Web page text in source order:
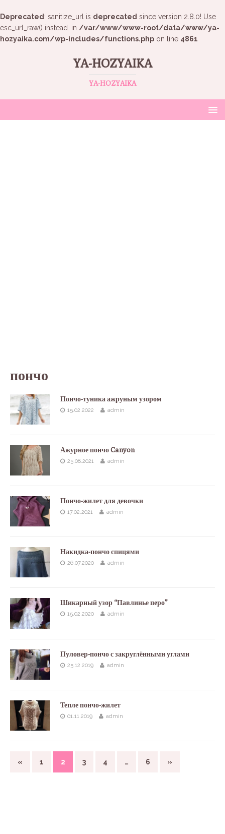
Deprecated : sanitize_url is deprecated since version 2.8.0! Use
esc_url_raw() instead. in /var/www/www-root/data/www/ya-
hozyaika.com/wp-includes/functions.php on line 4861
YA-HOZYAIKA
YA-HOZYAIKA
пончо
Пончо-туника ажруным узором
15.02.2022 admin
Ажурное пончо Canyon
25.08.2021 admin
Пончо-жилет для девочки
17.02.2021 admin
Накидка-пончо спицями
26.07.2020 admin
Шикарный узор “Павлинье перо”
15.02.2020 admin
Пуловер-пончо с закруглёнными углами
25.12.2019 admin
Тепле пончо-жилет
01.11.2019 admin
« 1 2 3 4 … 6 »